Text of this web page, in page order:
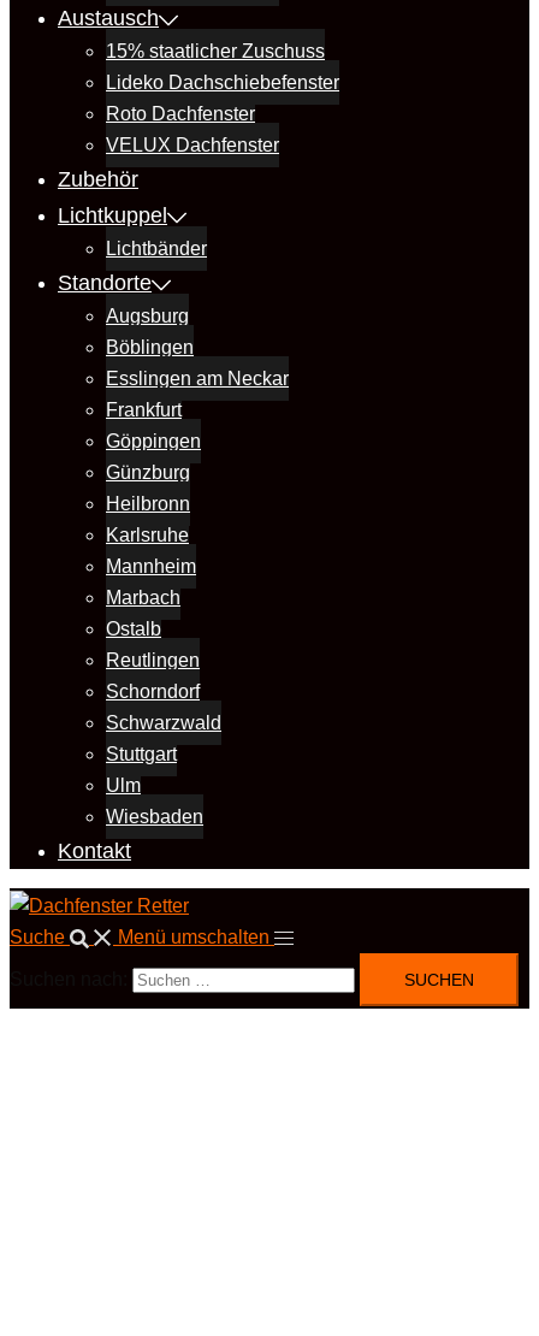
Austausch
15% staatlicher Zuschuss
Lideko Dachschiebefenster
Roto Dachfenster
VELUX Dachfenster
Zubehör
Lichtkuppel
Lichtbänder
Standorte
Augsburg
Böblingen
Esslingen am Neckar
Frankfurt
Göppingen
Günzburg
Heilbronn
Karlsruhe
Mannheim
Marbach
Ostalb
Reutlingen
Schorndorf
Schwarzwald
Stuttgart
Ulm
Wiesbaden
Kontakt
Suche Menü umschalten